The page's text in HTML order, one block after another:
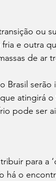
ou
e outra
de ar
Brasil
atingirá
pode ser
para a
há o